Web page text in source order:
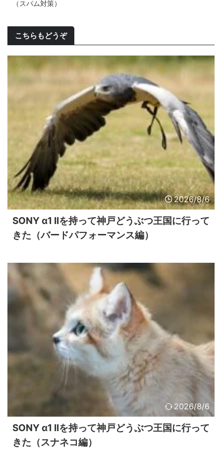
（スパム対策）
こちらもどうぞ
2026/8/6
SONY α1 IIを持って神戸どうぶつ王国に行って
きた（バードパフォーマンス編）
2026/8/6
SONY α1 IIを持って神戸どうぶつ王国に行って
きた（スナネコ編）